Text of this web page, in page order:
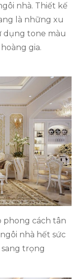
nhà. Thiết kế
là những xu
dụng tone màu
gia.
phong cách tân
nhà hết sức
trọng